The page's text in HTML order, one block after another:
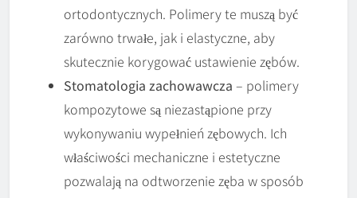
ortodontycznych. Polimery te muszą być
zarówno trwałe, jak i elastyczne, aby
skutecznie korygować ustawienie zębów.
Stomatologia zachowawcza – polimery
kompozytowe są niezastąpione przy
wykonywaniu wypełnień zębowych. Ich
właściwości mechaniczne i estetyczne
pozwalają na odtworzenie zęba w sposób